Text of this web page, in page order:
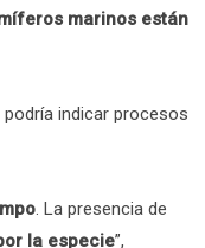
marinos están
podría indicar procesos
. La presencia de
la especie”,